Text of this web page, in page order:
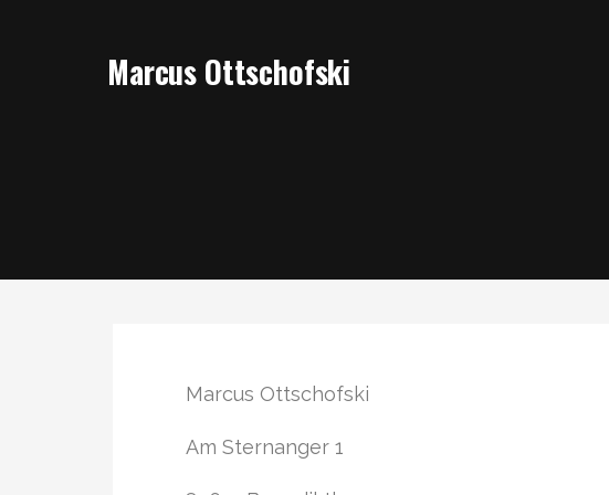
Marcus Ottschofski
Marcus Ottschofski
Am Sternanger 1